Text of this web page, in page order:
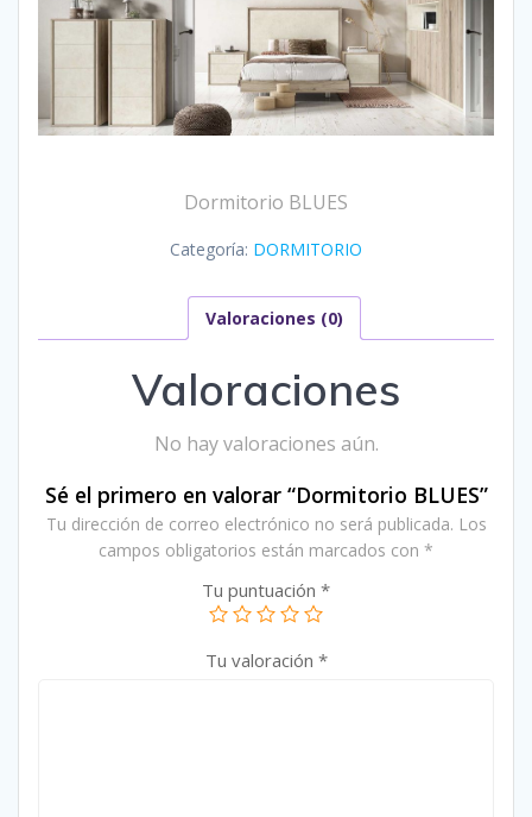
Dormitorio BLUES
Categoría: DORMITORIO
Valoraciones (0)
Valoraciones
No hay valoraciones aún.
Sé el primero en valorar “Dormitorio BLUES”
Tu dirección de correo electrónico no será publicada. Los
campos obligatorios están marcados con *
Tu puntuación *
Tu valoración *